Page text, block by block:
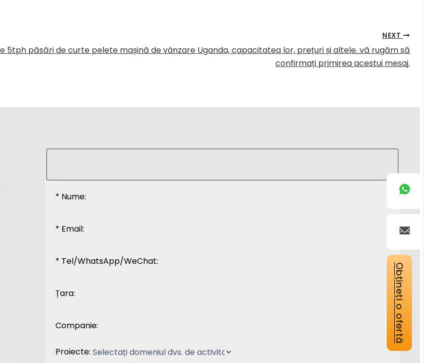
NEXT
păsări de curte pelete mașină de vânzare Uganda, capacitatea lor, prețuri și altele. vă rugăm să
confirmați primirea acestui mesaj.
* Nume:
* Email:
* Tel/WhatsApp/WeChat:
Țara:
Companie:
Proiecte:
Obțineți o ofertă